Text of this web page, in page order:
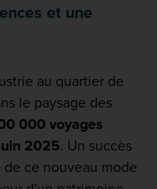
et une
au quartier de
le paysage des
000 voyages
2025. Un succès
ce nouveau mode